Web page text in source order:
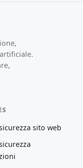
sito web